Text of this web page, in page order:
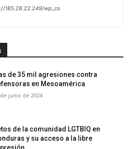
185.28.22.249/wp_co
de 35 mil agresiones contra
en Mesoamérica
junio de 2024
de la comunidad LGTBIQ en
y su acceso a la libre